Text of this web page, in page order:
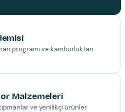
programı ve kamburluktan
Malzemeleri
ve yenilikçi ürünler